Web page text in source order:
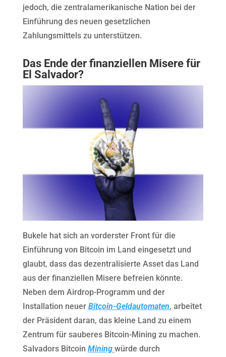
jedoch, die zentralamerikanische Nation bei der
Einführung des neuen gesetzlichen
Zahlungsmittels zu unterstützen.
Das Ende der finanziellen Misere für
El Salvador?
Bukele hat sich an vorderster Front für die
Einführung von Bitcoin im Land eingesetzt und
glaubt, dass das dezentralisierte Asset das Land
aus der finanziellen Misere befreien könnte.
Neben dem Airdrop-Programm und der
Installation neuer Bitcoin-Geldautomaten, arbeitet
der Präsident daran, das kleine Land zu einem
Zentrum für sauberes Bitcoin-Mining zu machen.
Salvadors Bitcoin Mining würde durch